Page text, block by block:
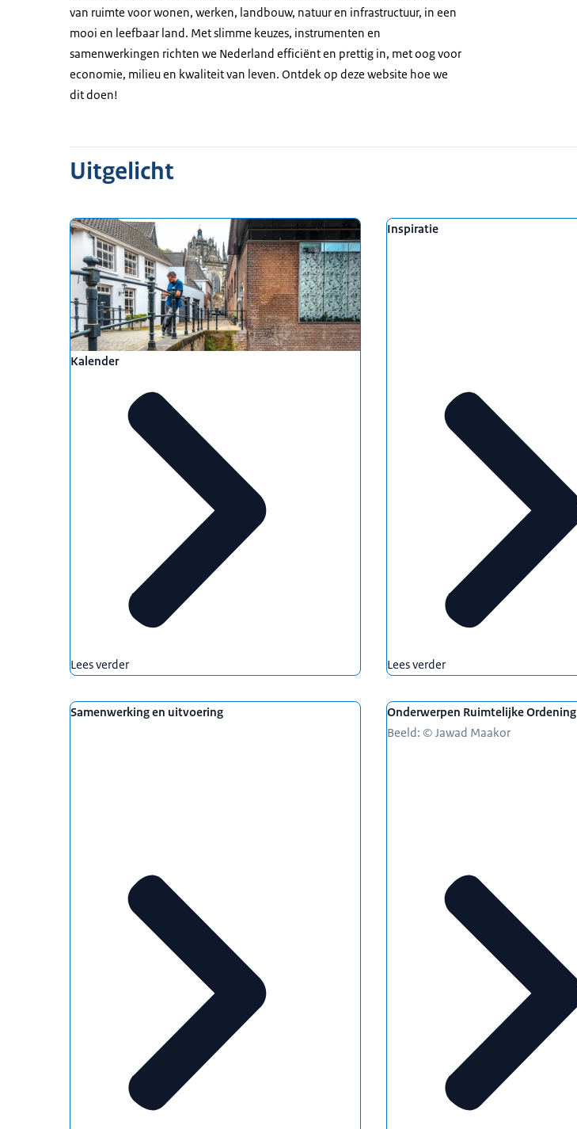
van ruimte voor wonen, werken, landbouw, natuur en infrastructuur, in een
mooi en leefbaar land. Met slimme keuzes, instrumenten en
samenwerkingen richten we Nederland efficiënt en prettig in, met oog voor
economie, milieu en kwaliteit van leven. Ontdek op deze website hoe we
dit doen!
Uitgelicht
Kalender
Lees verder
Inspiratie
Lees verder
Samenwerking en uitvoering
Onderwerpen Ruimtelijke Ordening
Beeld: © Jawad Maakor